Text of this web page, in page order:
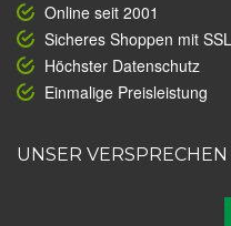
Online seit 2001
Sicheres Shoppen mit SSL
Höchster Datenschutz
Einmalige Preisleistung
UNSER VERSPRECHEN